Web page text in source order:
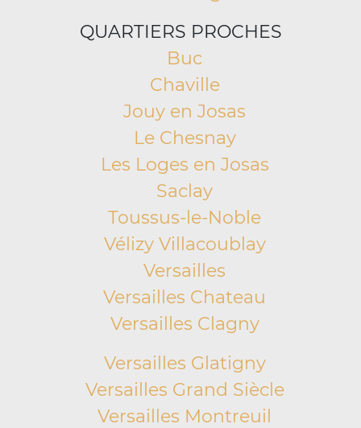
QUARTIERS PROCHES
Buc
Chaville
Jouy en Josas
Le Chesnay
Les Loges en Josas
Saclay
Toussus-le-Noble
Vélizy Villacoublay
Versailles
Versailles Chateau
Versailles Clagny
Versailles Glatigny
Versailles Grand Siècle
Versailles Montreuil